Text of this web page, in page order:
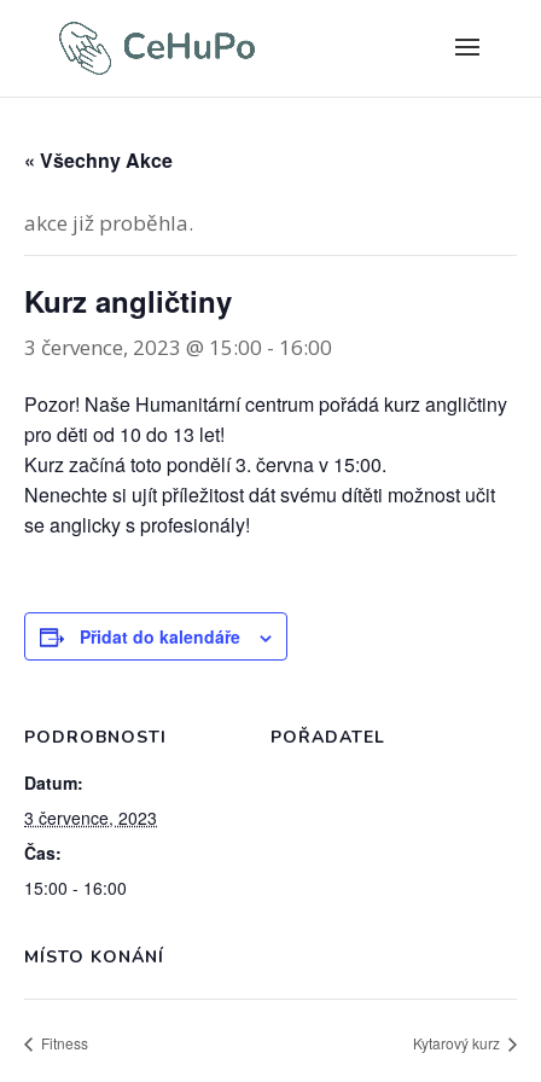
« Všechny Akce
akce již proběhla.
Kurz angličtiny
3 července, 2023 @ 15:00 - 16:00
Pozor! Naše Humanitární centrum pořádá kurz angličtiny
pro děti od 10 do 13 let!
Kurz začíná toto pondělí 3. června v 15:00.
Nenechte si ujít příležitost dát svému dítěti možnost učit
se anglicky s profesionály!
Přidat do kalendáře
PODROBNOSTI
Datum:
3 července, 2023
Čas:
15:00 - 16:00
POŘADATEL
MÍSTO KONÁNÍ
Fitness Kytarový kurz